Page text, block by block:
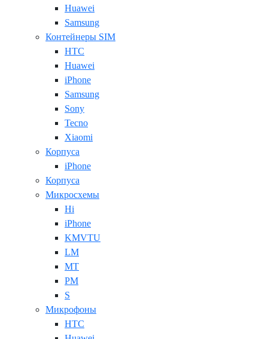
Huawei
Samsung
Контейнеры SIM
HTC
Huawei
iPhone
Samsung
Sony
Tecno
Xiaomi
Корпуса
iPhone
Корпуса
Микросхемы
Hi
iPhone
KMVTU
LM
MT
PM
S
Микрофоны
HTC